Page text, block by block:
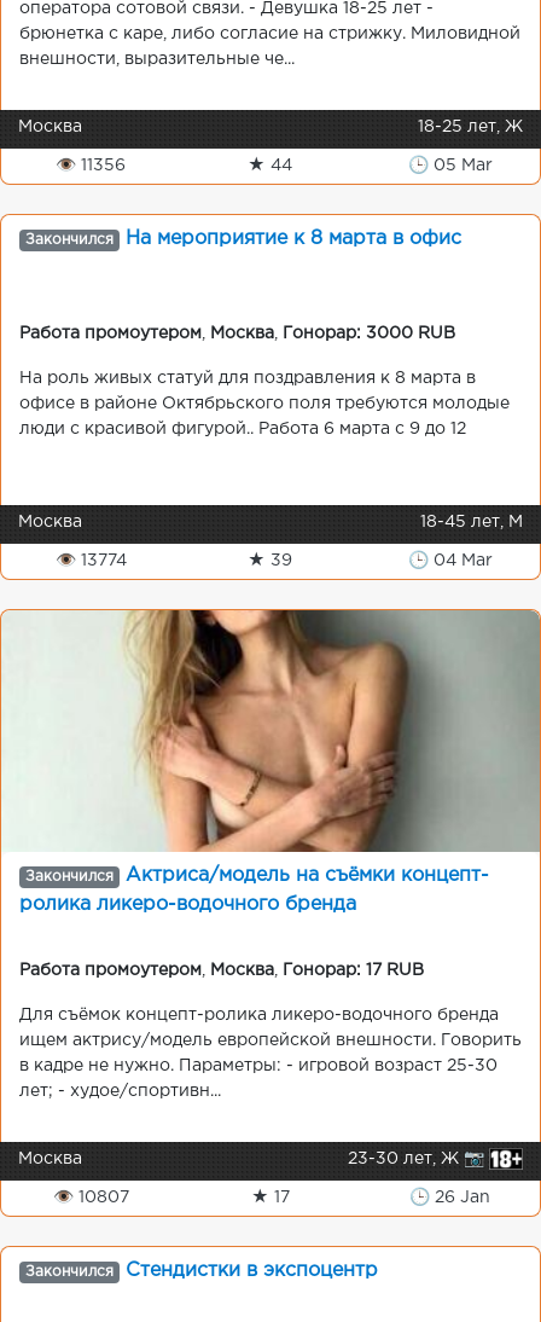
оператора сотовой связи. - Девушка 18-25 лет -
брюнетка с каре, либо согласие на стрижку. Миловидной
внешности, выразительные че...
Москва 18-25 лет, Ж
👁 11356 ★ 44 🕒 05 Mar
Закончился На мероприятие к 8 марта в офис
Работа промоутером Москва Гонорар: 3000 RUB
На роль живых статуй для поздравления к 8 марта в
офисе в районе Октябрьского поля требуются молодые
люди с красивой фигурой.. Работа 6 марта с 9 до 12
Москва 18-45 лет, М
👁 13774 ★ 39 🕒 04 Mar
Закончился
Актриса/модель на съёмки концепт-
ролика ликеро-водочного бренда
Работа промоутером Москва Гонорар: 17 RUB
Для съёмок концепт-ролика ликеро-водочного бренда
ищем актрису/модель европейской внешности. Говорить
в кадре не нужно. Параметры: - игровой возраст 25-30
лет; - худое/спортивн...
Москва 23-30 лет, Ж 📷
👁 10807 ★ 17 🕒 26 Jan
Закончился Стендистки в экспоцентр